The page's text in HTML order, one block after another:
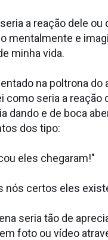
a reação dele
mentalmente e
minha vida.
na poltrona do
como seria a
dando e de boca
dos tipo:
eles chegaram!"
nós certos eles
seria tão de
foto ou vídeo